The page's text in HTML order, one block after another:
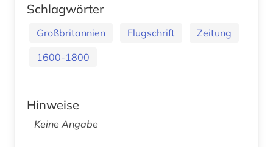
Schlagwörter
Großbritannien Flugschrift
Zeitung
1600-1800
Hinweise
Keine Angabe